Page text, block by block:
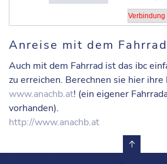
Anreise mit dem Fahrrad
Auch mit dem Fahrrad ist das ibc
zu erreichen. Berechnen sie hier
www.anachb.at! (ein eigener
vorhanden).
http://www.anachb.at